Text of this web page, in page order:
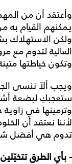
وأعتقد أن من
يمكنهم القيام به
ولكن الاستهلاك
العالية لتدوم مع
وتكون خياطتها
ويجب ألاّ ننسى
ستعجبكِ لبضعة
وترمينها في
لأننا نعتقد أن
تدوم هي أفضل شيء
- بأي الطرق